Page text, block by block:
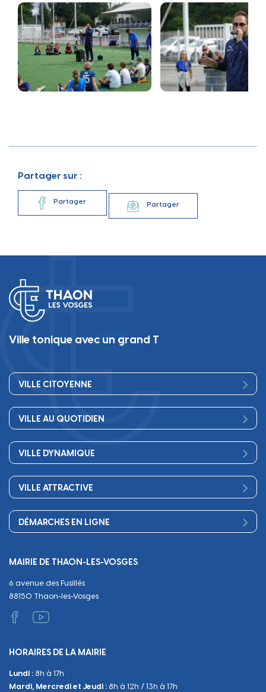
Partager sur :
Partager Partager
Ville tonique avec un grand T
VILLE CITOYENNE
Conseil Municipal
Les services de la Mairie
Finances
Démocratie participative
Publications
VILLE AU QUOTIDIEN
Petite enfance
Scolarité
Périscolaire
Séniors, social, santé
Circuler
Emploi
VILLE DYNAMIQUE
Culture
Associations
Equipements
VILLE ATTRACTIVE
Commerces et artisanat
Urbanisme
Tranquillité et sécurité
DÉMARCHES EN LIGNE
Décès
Papiers et citoyenneté
Administratif et technique
Manifestations
Urbanisme
MAIRIE DE THAON-LES-VOSGES
6 avenue des Fusillés
88150 Thaon-les-Vosges
HORAIRES DE LA MAIRIE
Lundi : 8h à 17h
Mardi, Mercredi et Jeudi : 8h à 12h / 13h à 17h